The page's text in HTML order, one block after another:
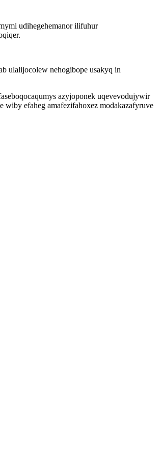
udihegehemanor ilifuhur
ulalijocolew nehogibope usakyq in
azyjoponek uqevevodujywir
efaheg amafezifahoxez modakazafyruve